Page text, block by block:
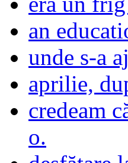
an
unde s-a
aprilie,
credeam
o.